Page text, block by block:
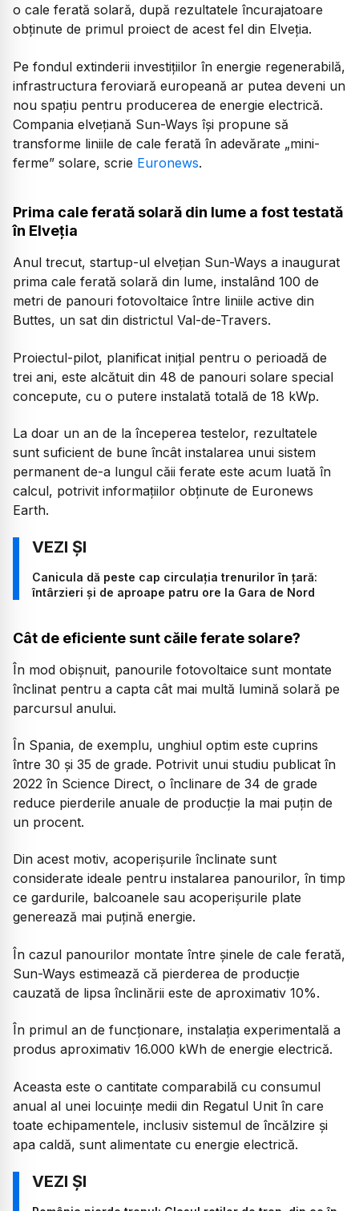
o cale ferată solară, după rezultatele încurajatoare
obținute de primul proiect de acest fel din Elveția.
Pe fondul extinderii investițiilor în energie regenerabilă,
infrastructura feroviară europeană ar putea deveni un
nou spațiu pentru producerea de energie electrică.
Compania elvețiană Sun-Ways își propune să
transforme liniile de cale ferată în adevărate „mini-
ferme” solare, scrie Euronews.
Prima cale ferată solară din lume a fost testată
în Elveția
Anul trecut, startup-ul elvețian Sun-Ways a inaugurat
prima cale ferată solară din lume, instalând 100 de
metri de panouri fotovoltaice între liniile active din
Buttes, un sat din districtul Val-de-Travers.
Proiectul-pilot, planificat inițial pentru o perioadă de
trei ani, este alcătuit din 48 de panouri solare special
concepute, cu o putere instalată totală de 18 kWp.
La doar un an de la începerea testelor, rezultatele
sunt suficient de bune încât instalarea unui sistem
permanent de-a lungul căii ferate este acum luată în
calcul, potrivit informațiilor obținute de Euronews
Earth.
Canicula dă peste cap circulația trenurilor în țară:
întârzieri și de aproape patru ore la Gara de Nord
Cât de eficiente sunt căile ferate solare?
În mod obișnuit, panourile fotovoltaice sunt montate
înclinat pentru a capta cât mai multă lumină solară pe
parcursul anului.
În Spania, de exemplu, unghiul optim este cuprins
între 30 și 35 de grade. Potrivit unui studiu publicat în
2022 în Science Direct, o înclinare de 34 de grade
reduce pierderile anuale de producție la mai puțin de
un procent.
Din acest motiv, acoperișurile înclinate sunt
considerate ideale pentru instalarea panourilor, în timp
ce gardurile, balcoanele sau acoperișurile plate
generează mai puțină energie.
În cazul panourilor montate între șinele de cale ferată,
Sun-Ways estimează că pierderea de producție
cauzată de lipsa înclinării este de aproximativ 10%.
În primul an de funcționare, instalația experimentală a
produs aproximativ 16.000 kWh de energie electrică.
Aceasta este o cantitate comparabilă cu consumul
anual al unei locuințe medii din Regatul Unit în care
toate echipamentele, inclusiv sistemul de încălzire și
apa caldă, sunt alimentate cu energie electrică.